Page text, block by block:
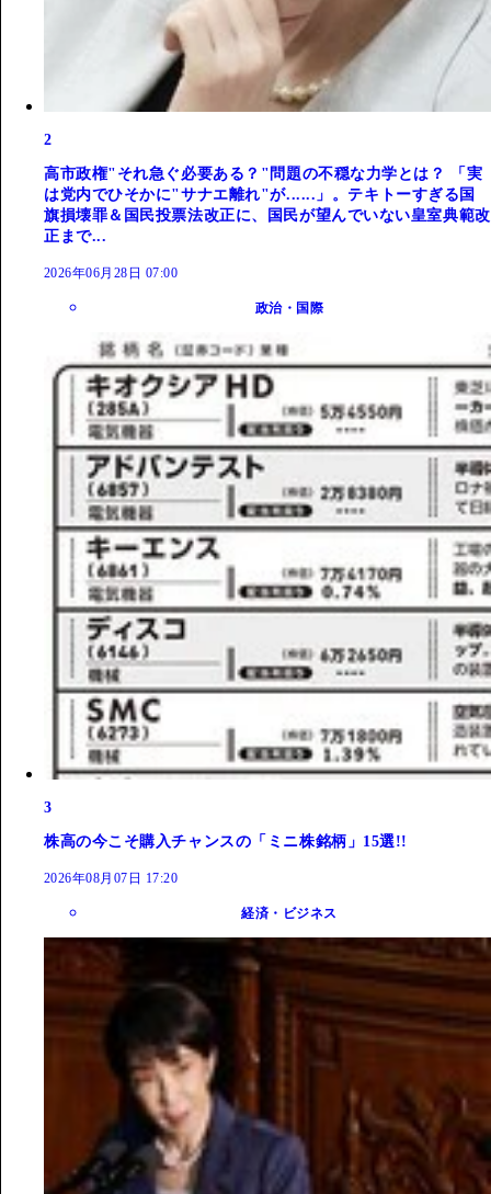
2
高市政権"それ急ぐ必要ある？"問題の不穏な力学とは？ 「実
は党内でひそかに"サナエ離れ"が......」。テキトーすぎる国
旗損壊罪＆国民投票法改正に、国民が望んでいない皇室典範改
正まで...
2026年06月28日 07:00
政治・国際
3
株高の今こそ購入チャンスの「ミニ株銘柄」15選!!
2026年08月07日 17:20
経済・ビジネス